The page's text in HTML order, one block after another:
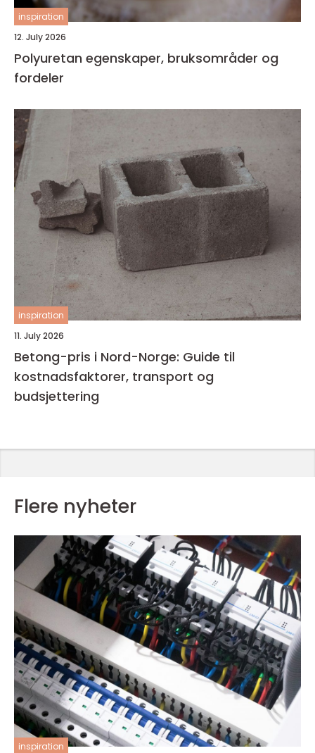
inspiration
12. July 2026
Polyuretan egenskaper, bruksområder og
fordeler
inspiration
11. July 2026
Betong-pris i Nord-Norge: Guide til
kostnadsfaktorer, transport og
budsjettering
Flere nyheter
inspiration